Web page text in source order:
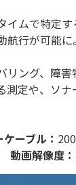
イムで特定
行が可能に。
ング、障害
測定や、ソ
ーブル：
動画解像度：